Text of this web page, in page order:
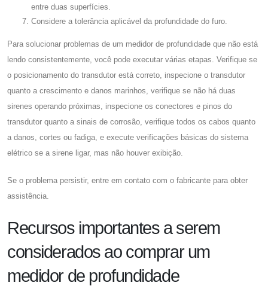
entre duas superfícies.
Considere a tolerância aplicável da profundidade do furo.
Para solucionar problemas de um medidor de profundidade que não está
lendo consistentemente, você pode executar várias etapas. Verifique se
o posicionamento do transdutor está correto, inspecione o transdutor
quanto a crescimento e danos marinhos, verifique se não há duas
sirenes operando próximas, inspecione os conectores e pinos do
transdutor quanto a sinais de corrosão, verifique todos os cabos quanto
a danos, cortes ou fadiga, e execute verificações básicas do sistema
elétrico se a sirene ligar, mas não houver exibição.
Se o problema persistir, entre em contato com o fabricante para obter
assistência.
Recursos importantes a serem
considerados ao comprar um
medidor de profundidade